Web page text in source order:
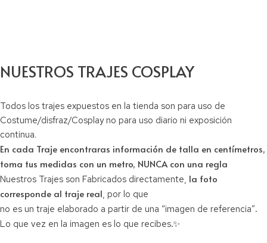
NUESTROS TRAJES COSPLAY
Todos los trajes expuestos en la tienda son para uso de
Costume/disfraz/Cosplay no para uso diario ni exposición
continua.
En cada Traje encontraras información de talla en centímetros,
toma tus medidas con un metro, NUNCA con una regla
Nuestros Trajes son Fabricados directamente, la foto
corresponde al traje real, por lo que
no es un traje elaborado a partir de una “imagen de referencia”.
Lo que vez en la imagen es lo que recibes.✨